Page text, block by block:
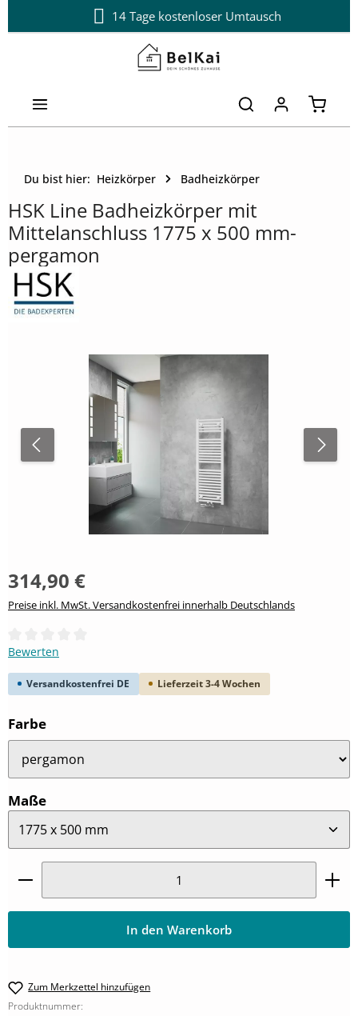
Zum Hauptinhalt springen14 Tage kostenloser Umtausch
Du bist hier: Heizkörper Badheizkörper
HSK Line Badheizkörper mit
Mittelanschluss 1775 x 500 mm-
pergamon
314,90 €
Preise inkl. MwSt. Versandkostenfrei innerhalb Deutschlands
Durchschnittliche Bewertung von 0 von 5 Sternen
Bewerten
Versandkostenfrei DE Lieferzeit 3-4 Wochen
Farbeauswählen
Maßeauswählen
Produkt Anzahl: Gib den gewünschten Wert ein
In den Warenkorb
Zum Merkzettel hinzufügen
Produktnummer: